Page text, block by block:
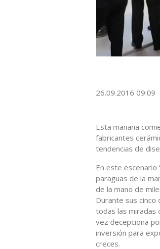
26.09.2016 09:09
Esta mañana
fabricantes
tendencias de
En este escenario
paraguas de la
de la mano de
Durante sus
todas las miradas
vez decepciona
inversión para
creces.